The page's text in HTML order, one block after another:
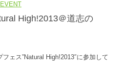
High!2013＠道志の
ェス”Natural High!2013″に参加して